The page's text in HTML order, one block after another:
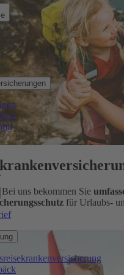
Bei uns bekommen Sie
für Urlaubs-